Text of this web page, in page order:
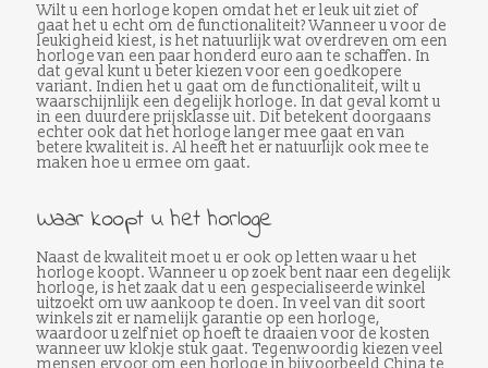
Wilt u een horloge kopen omdat het er leuk uit ziet of
gaat het u echt om de functionaliteit? Wanneer u voor de
leukigheid kiest, is het natuurlijk wat overdreven om een
horloge van een paar honderd euro aan te schaffen. In
dat geval kunt u beter kiezen voor een goedkopere
variant. Indien het u gaat om de functionaliteit, wilt u
waarschijnlijk een degelijk horloge. In dat geval komt u
in een duurdere prijsklasse uit. Dit betekent doorgaans
echter ook dat het horloge langer mee gaat en van
betere kwaliteit is. Al heeft het er natuurlijk ook mee te
maken hoe u ermee om gaat.
Waar koopt u het horloge
Naast de kwaliteit moet u er ook op letten waar u het
horloge koopt. Wanneer u op zoek bent naar een degelijk
horloge, is het zaak dat u een gespecialiseerde winkel
uitzoekt om uw aankoop te doen. In veel van dit soort
winkels zit er namelijk garantie op een horloge,
waardoor u zelf niet op hoeft te draaien voor de kosten
wanneer uw klokje stuk gaat. Tegenwoordig kiezen veel
mensen ervoor om een horloge in bijvoorbeeld China te